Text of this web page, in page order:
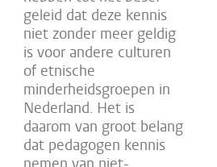
geleid dat deze kennis
niet zonder meer geldig
is voor andere culturen
of etnische
minderheidsgroepen in
Nederland. Het is
daarom van groot belang
dat pedagogen kennis